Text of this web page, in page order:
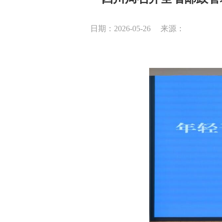
日期：2026-05-26 来源：